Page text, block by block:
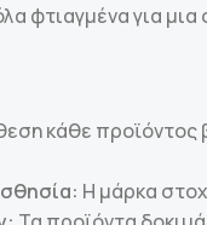
φτιαγμένα για
κάθε προϊόντος
Η μάρκα